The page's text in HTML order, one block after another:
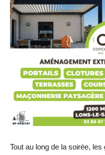
Tout au long de la soirée,